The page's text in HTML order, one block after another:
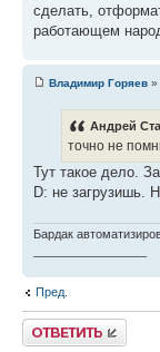
сделать,
работающем
Владимир Горяев »
Андрей
точно не
Тут такое дело.
D: не загрузишь.
Бардак
Пред.
Ответить